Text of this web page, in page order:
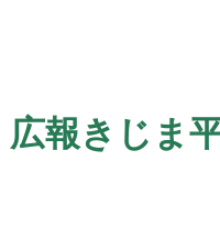
広報きじま